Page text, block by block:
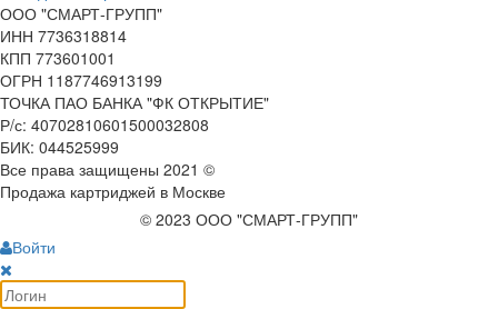
ООО "СМАРТ-ГРУПП"
ИНН 7736318814
КПП 773601001
ОГРН 1187746913199
ТОЧКА ПАО БАНКА "ФК ОТКРЫТИЕ"
Р/с: 40702810601500032808
БИК: 044525999
Все права защищены 2021 ©
Продажа картриджей в Москве
© 2023 ООО "СМАРТ-ГРУПП"
Войти